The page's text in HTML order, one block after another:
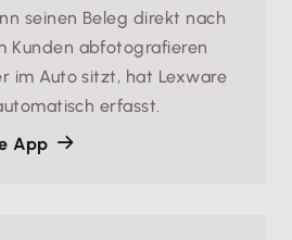
seinen Beleg direkt nach
Kunden abfotografieren
im Auto sitzt, hat Lexware
erfasst.
App